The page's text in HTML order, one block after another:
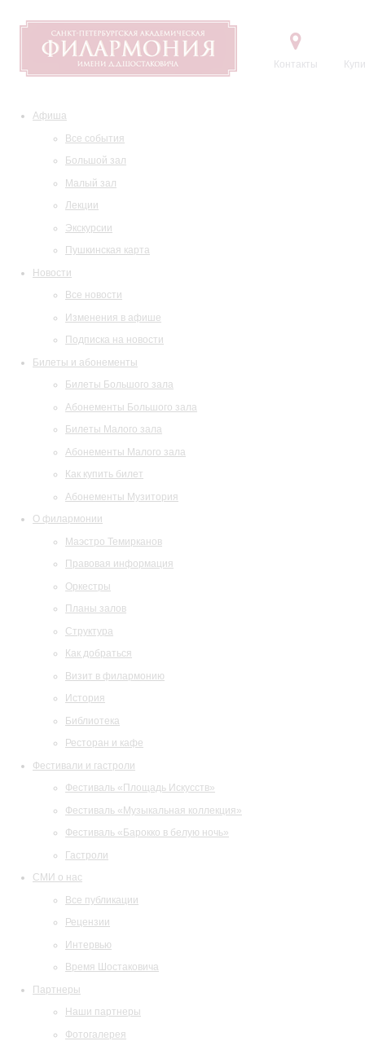
Контакты
Афиша
Все события
Большой зал
Малый зал
Лекции
Экскурсии
Пушкинская карта
Новости
Все новости
Изменения в афише
Подписка на новости
Билеты и абонементы
Билеты Большого зала
Абонементы Большого зала
Билеты Малого зала
Абонементы Малого зала
Как купить билет
Абонементы Музитория
О филармонии
Маэстро Темирканов
Правовая информация
Оркестры
Планы залов
Структура
Как добраться
Визит в филармонию
История
Библиотека
Ресторан и кафе
Фестивали и гастроли
Фестиваль «Площадь Искусств»
Фестиваль «Музыкальная коллекция»
Фестиваль «Барокко в белую ночь»
Гастроли
СМИ о нас
Все публикации
Рецензии
Интервью
Время Шостаковича
Партнеры
Наши партнеры
Фотогалерея